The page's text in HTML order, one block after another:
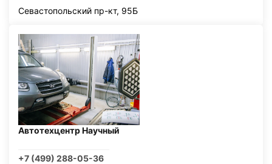
Севастопольский пр-кт, 95Б
Автотехцентр Научный
+7 (499) 288-05-36